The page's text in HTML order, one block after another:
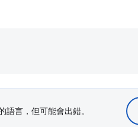
言，但可能會出錯。